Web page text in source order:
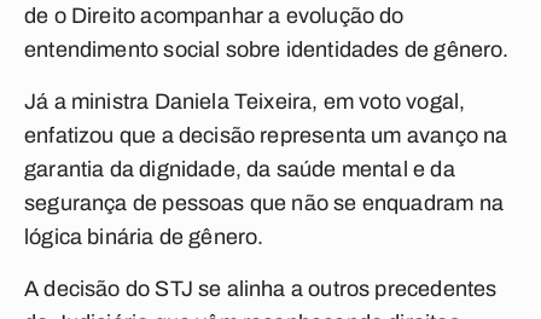
de o Direito acompanhar a evolução do
entendimento social sobre identidades de gênero.
Já a ministra Daniela Teixeira, em voto vogal,
enfatizou que a decisão representa um avanço na
garantia da dignidade, da saúde mental e da
segurança de pessoas que não se enquadram na
lógica binária de gênero.
A decisão do STJ se alinha a outros precedentes